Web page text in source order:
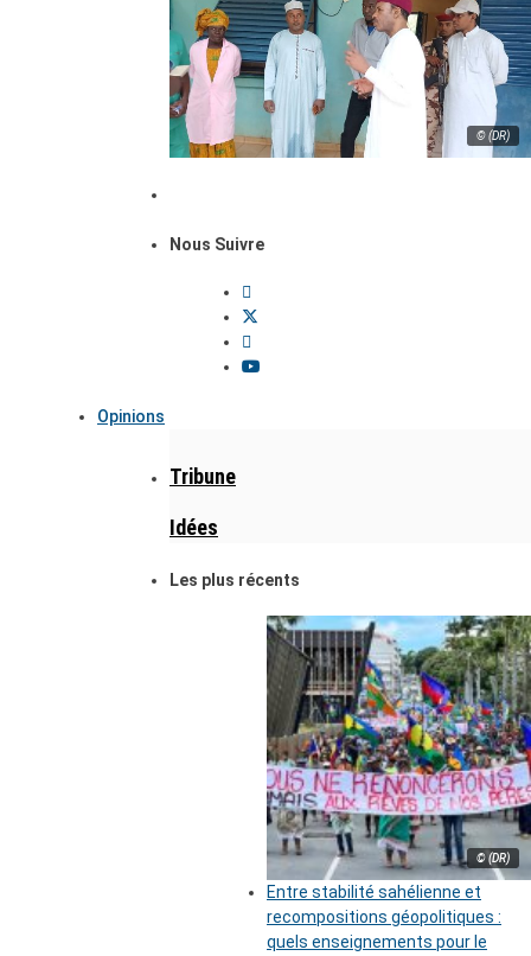
© (DR)
Nous Suivre
Opinions
Tribune
Idées
Les plus récents
© (DR)
Entre stabilité sahélienne et
recompositions géopolitiques :
quels enseignements pour le